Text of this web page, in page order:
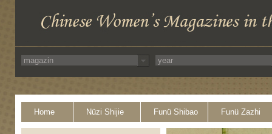
Home Nüzi Shijie Funü Shibao Funü Zazhi